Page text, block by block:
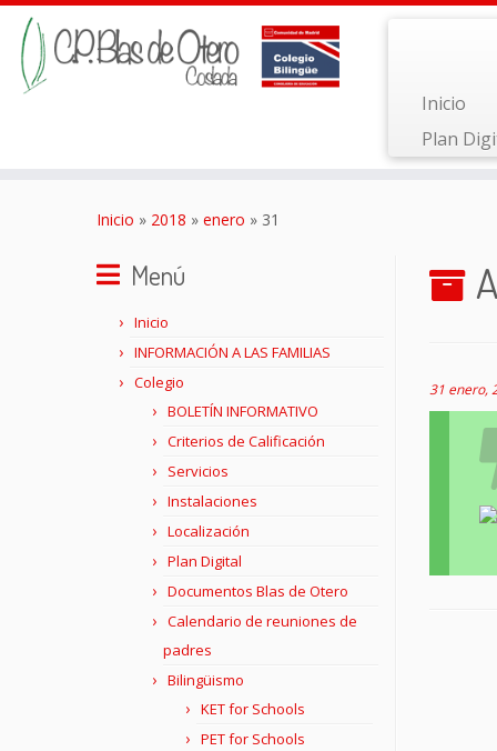
Inicio
Plan
Inicio » 2018 » enero » 31
Menú
Inicio
INFORMACIÓN A LAS FAMILIAS
Colegio
BOLETÍN INFORMATIVO
Criterios de Calificación
Servicios
Instalaciones
Localización
Plan Digital
Documentos Blas de Otero
Calendario de reuniones de
padres
Bilingüismo
KET for Schools
PET for Schools
31 enero,